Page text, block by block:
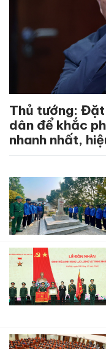
Thủ tướng:
dân để khắc
nhanh nhất,